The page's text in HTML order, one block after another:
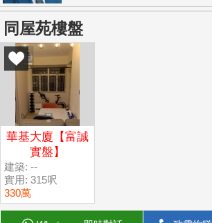
同屋苑樓盤
華基大廈【富誠
實盤】
建築: --
實用: 315呎
330萬